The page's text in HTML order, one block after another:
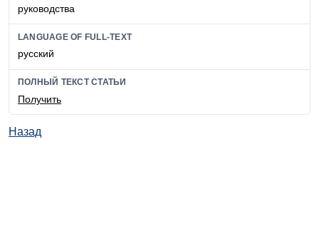
руководства
LANGUAGE OF FULL-TEXT
русский
ПОЛНЫЙ ТЕКСТ СТАТЬИ
Получить
Назад